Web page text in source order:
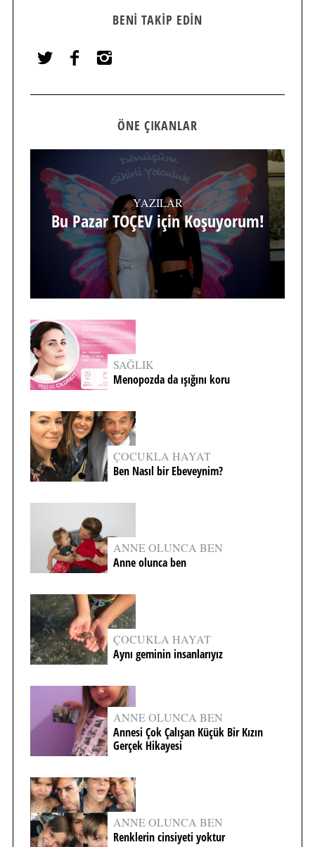
BENI TAKIP EDIN
ÖNE ÇIKANLAR
YAZILAR
Bu Pazar TOÇEV için Koşuyorum!
SAĞLIK
Menopozda da ışığını koru
ÇOCUKLA HAYAT
Ben Nasıl bir Ebeveynim?
ANNE OLUNCA BEN
Anne olunca ben
ÇOCUKLA HAYAT
Aynı geminin insanlarıyız
ANNE OLUNCA BEN
Annesi Çok Çalışan Küçük Bir Kızın
Gerçek Hikayesi
ANNE OLUNCA BEN
Renklerin cinsiyeti yoktur